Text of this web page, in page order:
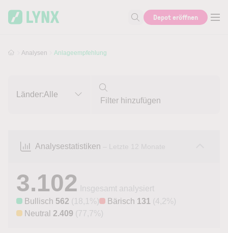
Suche nach Aktie, Autor...
Depot eröffnen
Analysen Anlageempfehlung
Länder:Alle
Analysestatistiken – Letzte 12 Monate
3.102
Insgesamt analysiert
Bullisch 562 (18,1%) Bärisch 131 (4,2%)
Neutral 2.409 (77,7%)